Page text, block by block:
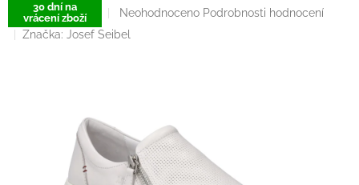
30 dní na
vrácení zboží
Průměrné
hodnocení
produktu
Neohodnoceno Podrobnosti hodnocení
Značka: Josef Seibel